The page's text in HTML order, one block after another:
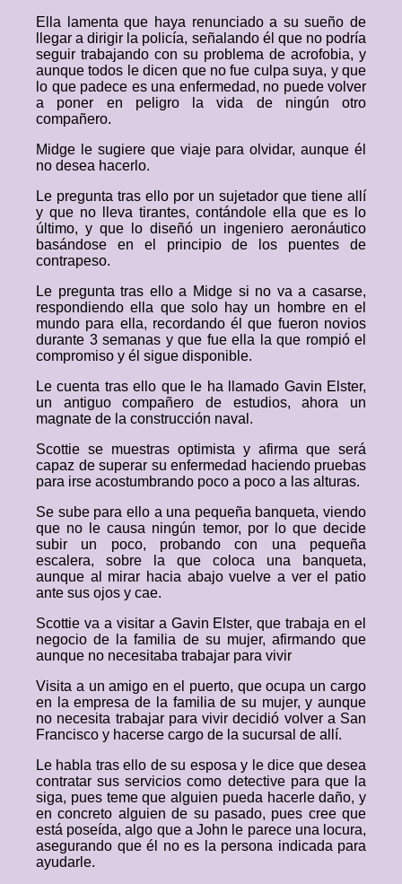
Ella lamenta que haya renunciado a su sueño de
llegar a dirigir la policía, señalando él que no podría
seguir trabajando con su problema de acrofobia, y
aunque todos le dicen que no fue culpa suya, y que
lo que padece es una enfermedad, no puede volver
a poner en peligro la vida de ningún otro
compañero.
Midge le sugiere que viaje para olvidar, aunque él
no desea hacerlo.
Le pregunta tras ello por un sujetador que tiene allí
y que no lleva tirantes, contándole ella que es lo
último, y que lo diseñó un ingeniero aeronáutico
basándose en el principio de los puentes de
contrapeso.
Le pregunta tras ello a Midge si no va a casarse,
respondiendo ella que solo hay un hombre en el
mundo para ella, recordando él que fueron novios
durante 3 semanas y que fue ella la que rompió el
compromiso y él sigue disponible.
Le cuenta tras ello que le ha llamado Gavin Elster,
un antiguo compañero de estudios, ahora un
magnate de la construcción naval.
Scottie se muestras optimista y afirma que será
capaz de superar su enfermedad haciendo pruebas
para irse acostumbrando poco a poco a las alturas.
Se sube para ello a una pequeña banqueta, viendo
que no le causa ningún temor, por lo que decide
subir un poco, probando con una pequeña
escalera, sobre la que coloca una banqueta,
aunque al mirar hacia abajo vuelve a ver el patio
ante sus ojos y cae.
Scottie va a visitar a Gavin Elster, que trabaja en el
negocio de la familia de su mujer, afirmando que
aunque no necesitaba trabajar para vivir
Visita a un amigo en el puerto, que ocupa un cargo
en la empresa de la familia de su mujer, y aunque
no necesita trabajar para vivir decidió volver a San
Francisco y hacerse cargo de la sucursal de allí.
Le habla tras ello de su esposa y le dice que desea
contratar sus servicios como detective para que la
siga, pues teme que alguien pueda hacerle daño, y
en concreto alguien de su pasado, pues cree que
está poseída, algo que a John le parece una locura,
asegurando que él no es la persona indicada para
ayudarle.